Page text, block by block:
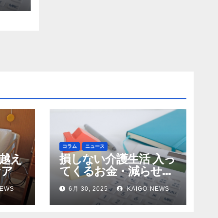
え
コラム ニュース
損しない介護生活 入っ
てくるお金・減らせる
支出の話
6月 30, 2025 KAIGO-NEWS